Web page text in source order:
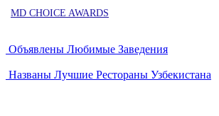
MD CHOICE AWARDS
Объявлены Любимые Заведения
Названы Лучшие Рестораны Узбекистана